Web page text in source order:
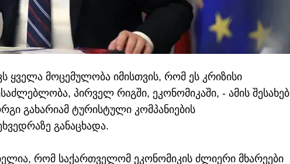
ყველა მოცემულობა იმისთვის, რომ ეს კრიზისი
პირველ რიგში, ეკონომიკაში, - ამის შესახებ
გახარიამ ტურისტული კომპანიების
განაცხადა.
რომ საქართველომ ეკონომიკის ძლიერი მხარეები